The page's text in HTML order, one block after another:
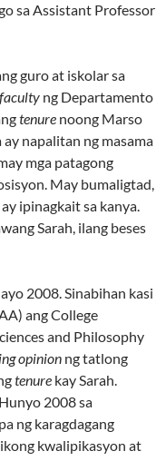
sa Assistant Professor
guro at iskolar sa
ng Departamento
tenure noong Marso
napalitan ng masama
mga patagong
May bumaligtad,
ipinagkait sa kanya.
Sarah, ilang beses
2008. Sinabihan kasi
ang College
and Philosophy
opinion ng tatlong
tenure kay Sarah.
2008 sa
ng karagdagang
kwalipikasyon at